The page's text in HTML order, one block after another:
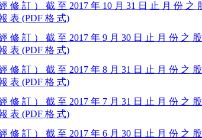
經 修 訂 ） 截 至 2017 年 10 月 31 日 止 月 份 之
表 (PDF 格 式)
經 修 訂 ） 截 至 2017 年 9 月 30 日 止 月 份 之
表 (PDF 格 式)
經 修 訂 ） 截 至 2017 年 8 月 31 日 止 月 份 之
表 (PDF 格 式)
經 修 訂 ） 截 至 2017 年 7 月 31 日 止 月 份 之
表 (PDF 格 式)
經 修 訂 ） 截 至 2017 年 6 月 30 日 止 月 份 之